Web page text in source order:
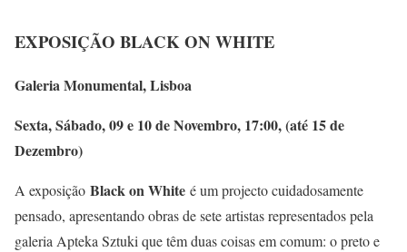
EXPOSIÇÃO BLACK ON WHITE
Galeria Monumental, Lisboa
Sexta, Sábado, 09 e 10 de Novembro, 17:00, (até 15 de
Dezembro)
A exposição Black on White é um projecto cuidadosamente
pensado, apresentando obras de sete artistas representados pela
galeria Apteka Sztuki que têm duas coisas em comum: o preto e